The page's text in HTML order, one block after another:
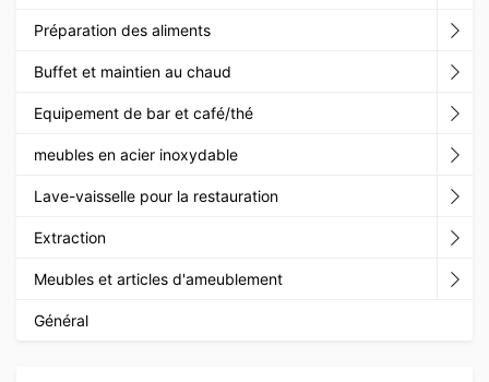
Préparation des aliments
Buffet et maintien au chaud
Equipement de bar et café/thé
meubles en acier inoxydable
Lave-vaisselle pour la restauration
Extraction
Meubles et articles d'ameublement
Général